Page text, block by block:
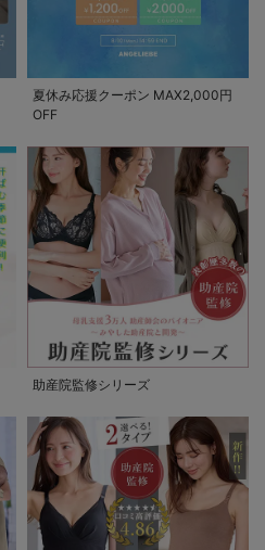
夏休み応援クーポン MAX2,000円
OFF
助産院監修シリーズ